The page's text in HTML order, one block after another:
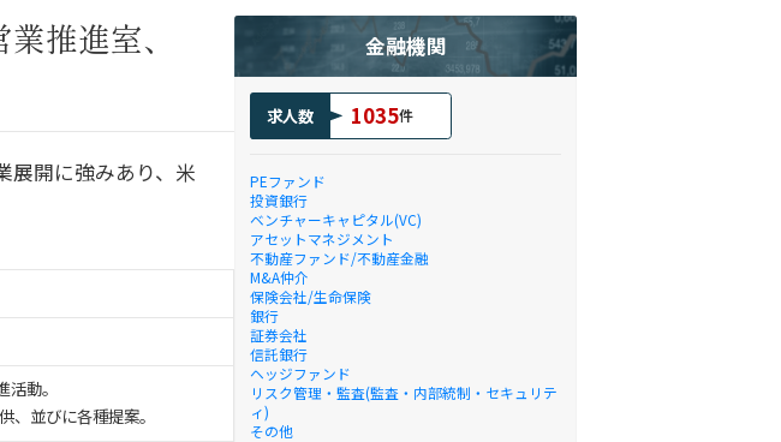
推進室、
展開に強みあり、米
動。
、並びに各種提案。
金融機関
求人数 1035件
PEファンド
投資銀行
ベンチャーキャピタル(VC)
アセットマネジメント
不動産ファンド/不動産金融
M&A仲介
保険会社/生命保険
銀行
証券会社
信託銀行
ヘッジファンド
リスク管理・監査(監査・内部統制・セキュリテ
ィ)
その他